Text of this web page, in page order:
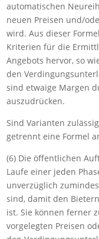
automatischen
neuen Preisen und/
wird. Aus dieser
Kriterien für die
Angebots hervor, so
den
sind etwaige Margen
auszudrücken.
Sind Varianten
getrennt eine Formel
(6) Die öffentlichen
Laufe einer jeden
unverzüglich
sind, damit den
ist. Sie können ferner
vorgelegten Preisen